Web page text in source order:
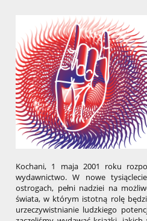
Kochani, 1 maja 2001 roku
wydawnictwo. W nowe
ostrogach, pełni nadziei na
świata, w którym istotną rolę
urzeczywistnianie ludzkiego